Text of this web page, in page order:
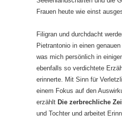
Frauen heute wie einst
Filigran und durchdacht
Pietrantonio in einen
was mich persönlich in
ebenfalls so verdichtete
erinnerte. Mit Sinn für
einem Fokus auf den
erzählt Die zerbrechliche
und Tochter und arbeitet